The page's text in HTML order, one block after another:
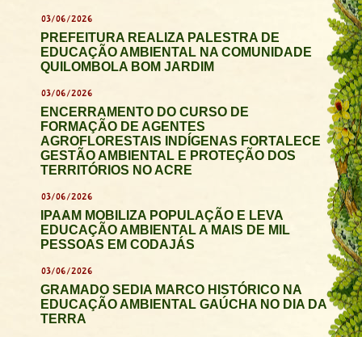
03/06/2026
PREFEITURA REALIZA PALESTRA DE
EDUCAÇÃO AMBIENTAL NA COMUNIDADE
QUILOMBOLA BOM JARDIM
03/06/2026
ENCERRAMENTO DO CURSO DE
FORMAÇÃO DE AGENTES
AGROFLORESTAIS INDÍGENAS FORTALECE
GESTÃO AMBIENTAL E PROTEÇÃO DOS
TERRITÓRIOS NO ACRE
03/06/2026
IPAAM MOBILIZA POPULAÇÃO E LEVA
EDUCAÇÃO AMBIENTAL A MAIS DE MIL
PESSOAS EM CODAJÁS
03/06/2026
GRAMADO SEDIA MARCO HISTÓRICO NA
EDUCAÇÃO AMBIENTAL GAÚCHA NO DIA DA
TERRA